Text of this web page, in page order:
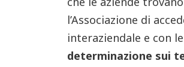
l’Associazione di
interaziendale e con
determinazione sui